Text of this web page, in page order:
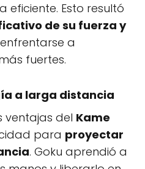
eficiente. Esto resultó
de su fuerza y
a
fuertes.
a larga distancia
ventajas del Kame
para proyectar
. Goku aprendió a